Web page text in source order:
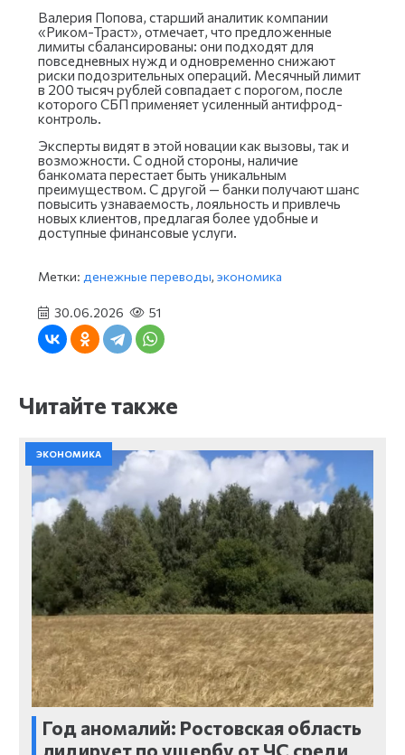
Валерия Попова, старший аналитик компании
«Риком-Траст», отмечает, что предложенные
лимиты сбалансированы: они подходят для
повседневных нужд и одновременно снижают
риски подозрительных операций. Месячный лимит
в 200 тысяч рублей совпадает с порогом, после
которого СБП применяет усиленный антифрод-
контроль.
Эксперты видят в этой новации как вызовы, так и
возможности. С одной стороны, наличие
банкомата перестает быть уникальным
преимуществом. С другой — банки получают шанс
повысить узнаваемость, лояльность и привлечь
новых клиентов, предлагая более удобные и
доступные финансовые услуги.
Метки: денежные переводы, экономика
30.06.2026 51
Читайте также
ЭКОНОМИКА
Год аномалий: Ростовская область
лидирует по ущербу от ЧС среди